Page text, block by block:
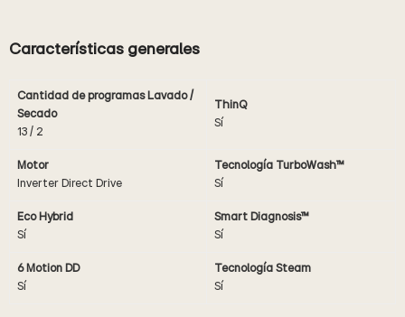
Características generales
Cantidad de programas Lavado /
Secado
13 / 2
ThinQ
Sí
Motor
Inverter Direct Drive
Tecnología TurboWash™
Sí
Eco Hybrid
Sí
Smart Diagnosis™
Sí
6 Motion DD
Sí
Tecnología Steam
Sí